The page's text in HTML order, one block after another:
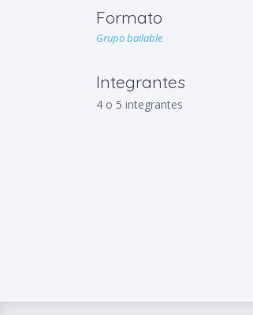
Formato
Grupo bailable
Integrantes
4 o 5 integrantes